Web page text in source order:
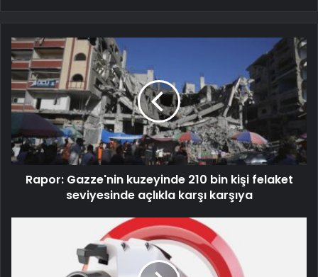
Rapor: Gazze'nin kuzeyinde 210 bin kişi felaket
seviyesinde açlıkla karşı karşıya